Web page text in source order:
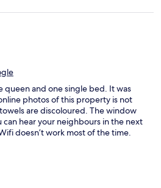
queen and one single bed. It was
photos of this property is not
are discoloured. The window
can hear your neighbours in the next
doesn’t work most of the time.